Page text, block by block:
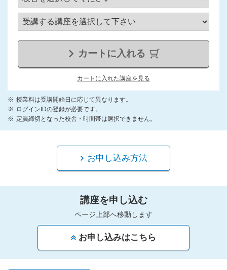
カートに入れる
カートに入れた講座を見る
授業料は受講開始日に応じて異なります。
ログインIDの登録が必要です。
定員締切となった校舎・時間帯は選択できません。
お申し込み方法
講座を申し込む
ページ上部へ移動します
お申し込みはこちら